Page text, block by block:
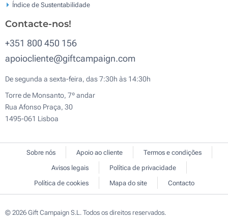
Índice de Sustentabilidade
Contacte-nos!
+351 800 450 156
apoiocliente@giftcampaign.com
De segunda a sexta-feira, das 7:30h às 14:30h
Torre de Monsanto, 7º andar
Rua Afonso Praça, 30
1495-061 Lisboa
Sobre nós Apoio ao cliente
Termos e condições
Avisos legais
Política de privacidade
Política de cookies
Mapa do site Contacto
© 2026 Gift Campaign S.L. Todos os direitos reservados.